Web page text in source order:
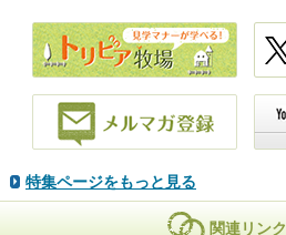
特集ページをもっと見る
関連リンク